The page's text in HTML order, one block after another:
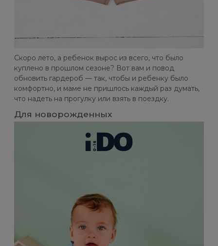
Скоро лето, а ребенок вырос из всего, что было
куплено в прошлом сезоне? Вот вам и повод
обновить гардероб — так, чтобы и ребенку было
комфортно, и маме не пришлось каждый раз думать,
что надеть на прогулку или взять в поездку.
Для новорожденных